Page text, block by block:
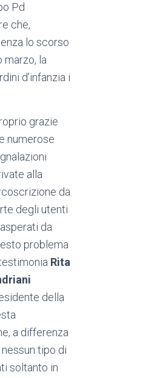
Pd
che,
lo scorso
marzo, la
d’infanzia i
grazie
numerose
alla
da
degli utenti
da
problema
Rita
della
a differenza
tipo di
soltanto in